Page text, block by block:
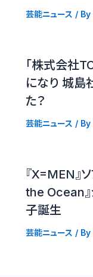
芸能ニュース / By
「株式会社
になり 城島
た？
芸能ニュース / By
『X=MEN』
the Ocean』
子誕生
芸能ニュース / By